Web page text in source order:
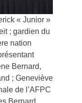
« Junior »
; gardien du
nation
Bernard,
; Geneviève
de l’AFPC